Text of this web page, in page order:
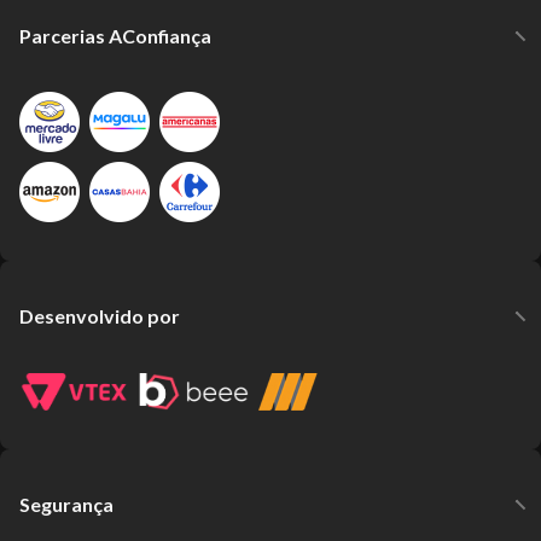
Parcerias AConfiança
Desenvolvido por
Segurança